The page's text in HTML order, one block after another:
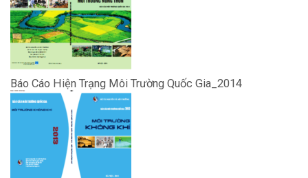
Báo Cáo Hiện Trạng Môi Trường Quốc Gia_2014